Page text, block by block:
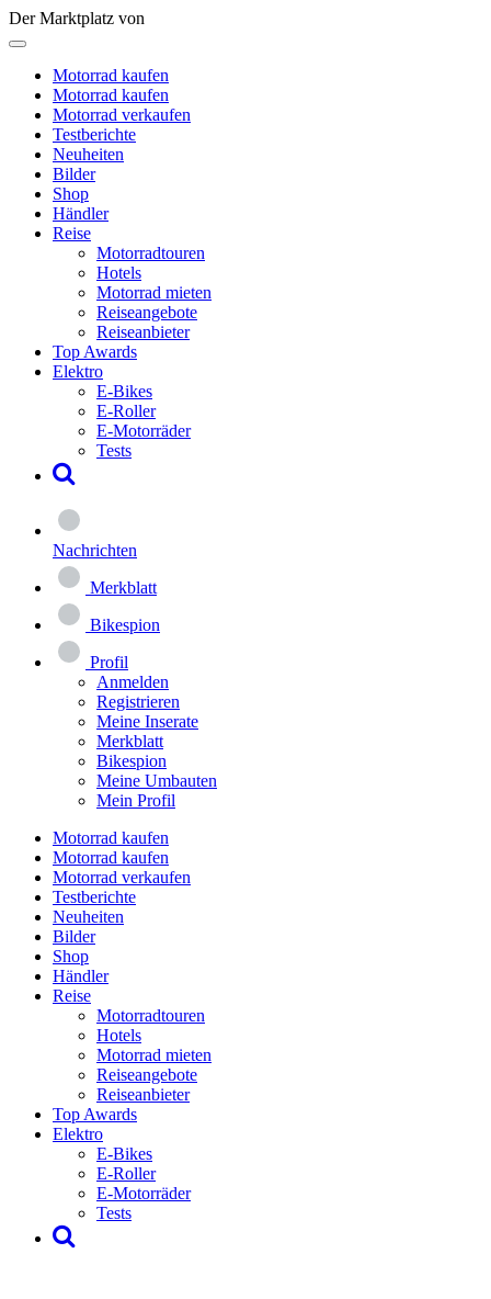
Der Marktplatz von
Motorrad kaufen
Motorrad kaufen
Motorrad verkaufen
Testberichte
Neuheiten
Bilder
Shop
Händler
Reise
Motorradtouren
Hotels
Motorrad mieten
Reiseangebote
Reiseanbieter
Top Awards
Elektro
E-Bikes
E-Roller
E-Motorräder
Tests
Nachrichten
Merkblatt
Bikespion
Profil
Anmelden
Registrieren
Meine Inserate
Merkblatt
Bikespion
Meine Umbauten
Mein Profil
Motorrad kaufen
Motorrad kaufen
Motorrad verkaufen
Testberichte
Neuheiten
Bilder
Shop
Händler
Reise
Motorradtouren
Hotels
Motorrad mieten
Reiseangebote
Reiseanbieter
Top Awards
Elektro
E-Bikes
E-Roller
E-Motorräder
Tests